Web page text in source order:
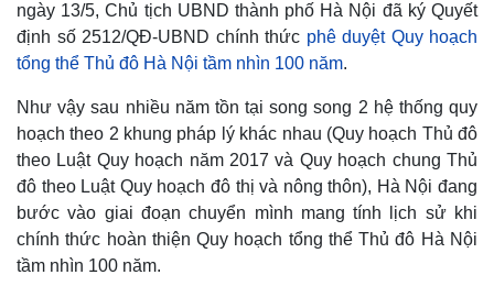
Kinh tế
Bất động sản
Khởi nghiệp
Thị trường
Giá vàng
Tiêu dùng
Tỷ giá
Chứng khoán
ngày 13/5, Chủ tịch UBND thành phố Hà Nội đã ký Quyết
định số 2512/QĐ-UBND chính thức phê duyệt Quy hoạch
tổng thể Thủ đô Hà Nội tầm nhìn 100 năm.
Như vậy sau nhiều năm tồn tại song song 2 hệ thống quy
hoạch theo 2 khung pháp lý khác nhau (Quy hoạch Thủ đô
theo Luật Quy hoạch năm 2017 và Quy hoạch chung Thủ
đô theo Luật Quy hoạch đô thị và nông thôn), Hà Nội đang
bước vào giai đoạn chuyển mình mang tính lịch sử khi
chính thức hoàn thiện Quy hoạch tổng thể Thủ đô Hà Nội
tầm nhìn 100 năm.